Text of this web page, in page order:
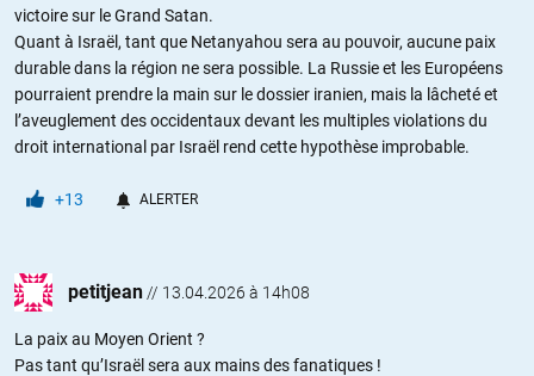
victoire sur le Grand Satan.
Quant à Israël, tant que Netanyahou sera au pouvoir, aucune paix
durable dans la région ne sera possible. La Russie et les Européens
pourraient prendre la main sur le dossier iranien, mais la lâcheté et
l’aveuglement des occidentaux devant les multiples violations du
droit international par Israël rend cette hypothèse improbable.
+13 ALERTER
petitjean // 13.04.2026 à 14h08
La paix au Moyen Orient ?
Pas tant qu’Israël sera aux mains des fanatiques !